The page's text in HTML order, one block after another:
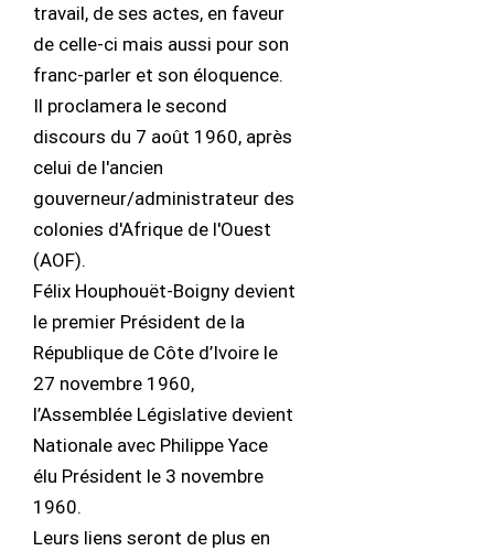
travail, de ses actes, en faveur
de celle-ci mais aussi pour son
franc-parler et son éloquence.
Il proclamera le second
discours du 7 août 1960, après
celui de l'ancien
gouverneur/administrateur des
colonies d'Afrique de l'Ouest
(AOF).
Félix Houphouët-Boigny devient
le premier Président de la
République de Côte d’Ivoire le
27 novembre 1960,
l’Assemblée Législative devient
Nationale avec Philippe Yace
élu Président le 3 novembre
1960.
Leurs liens seront de plus en